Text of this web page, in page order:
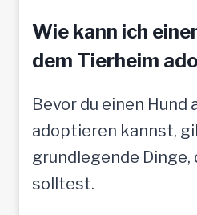
f
l
l
e
Wie kann ich
dem Tierheim
Bevor du einen Hund
adoptieren kannst,
grundlegende Dinge,
solltest.